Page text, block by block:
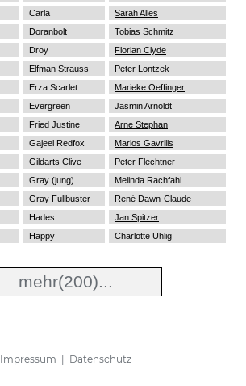
Carla
Sarah Alles
Doranbolt
Tobias Schmitz
Droy
Florian Clyde
Elfman Strauss
Peter Lontzek
Erza Scarlet
Marieke Oeffinger
Evergreen
Jasmin Arnoldt
Fried Justine
Arne Stephan
Gajeel Redfox
Marios Gavrilis
Gildarts Clive
Peter Flechtner
Gray (jung)
Melinda Rachfahl
Gray Fullbuster
René Dawn-Claude
Hades
Jan Spitzer
Happy Charlotte Uhlig
mehr(200)...
Impressum Datenschutz